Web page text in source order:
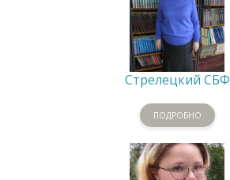
Стрелецкий СБФ
ПОДРОБНО